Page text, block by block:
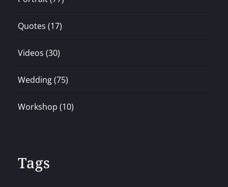
Quotes (17)
Videos (30)
Wedding(75)
Workshop (10)
Tags